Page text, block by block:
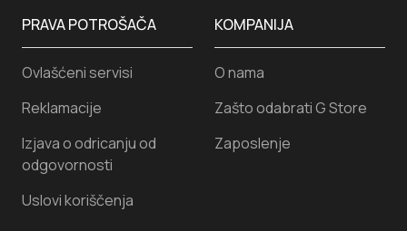
PRAVA POTROŠAČA
Ovlašćeni servisi
Reklamacije
Izjava o odricanju od
odgovornosti
Uslovi koriščenja
KOMPANIJA
O nama
Zašto odabrati G Store
Zaposlenje